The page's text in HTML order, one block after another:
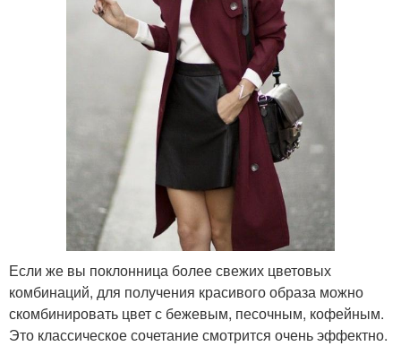
Если же вы поклонница более свежих цветовых
комбинаций, для получения красивого образа можно
скомбинировать цвет с бежевым, песочным, кофейным.
Это классическое сочетание смотрится очень эффектно.